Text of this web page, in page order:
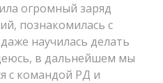
огромный заряд
познакомилась с
научилась делать
в дальнейшем мы
с командой РД и